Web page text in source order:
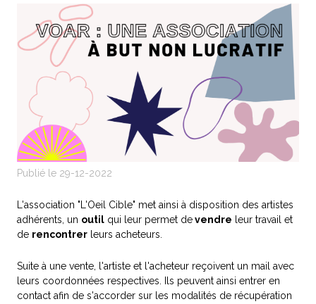
Publié le 29-12-2022
L'association "L'Oeil Cible" met ainsi à disposition des artistes
adhérents, un outil qui leur permet devendre leur travail et
de rencontrer leurs acheteurs.
Suite à une vente, l'artiste et l'acheteur reçoivent un mail avec
leurs coordonnées respectives. Ils peuvent ainsi entrer en
contact afin de s'accorder sur les modalités de récupération